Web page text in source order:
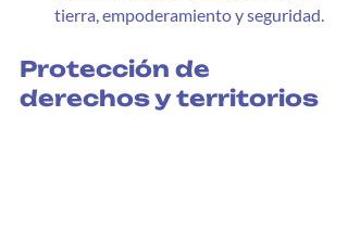
tierra, empoderamiento y seguridad.
Protección de
derechos y territorios